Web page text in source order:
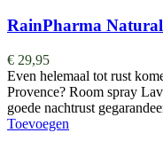
RainPharma
€ 29,95
Even helemaal tot rust
Provence? Room spray
goede nachtrust
Toevoegen